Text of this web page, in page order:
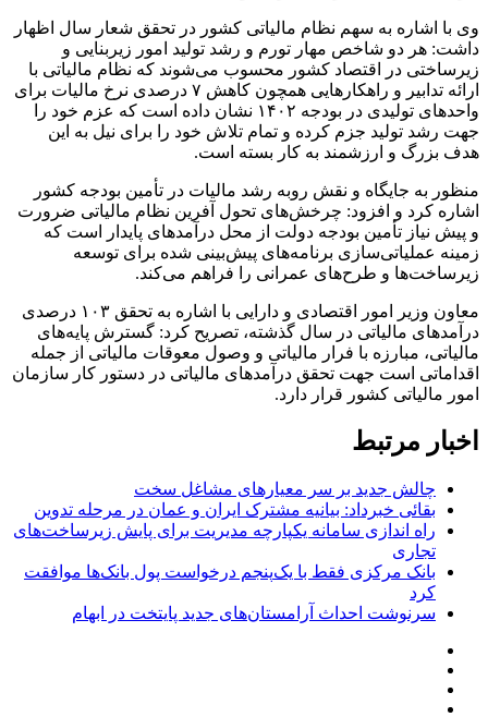
وی با اشاره به سهم نظام مالیاتی کشور در تحقق شعار سال اظهار
داشت: هر دو شاخص مهار تورم و رشد تولید امور زیربنایی و
زیرساختی در اقتصاد کشور محسوب می‌شوند که نظام مالیاتی با
ارائه تدابیر و راهکارهایی همچون کاهش ۷ درصدی نرخ مالیات برای
واحدهای تولیدی در بودجه ۱۴۰۲ نشان داده است که عزم خود را
جهت رشد تولید جزم کرده و تمام تلاش خود را برای نیل به این
هدف بزرگ و ارزشمند به کار بسته است.
منظور به جایگاه و نقش روبه رشد مالیات در تأمین بودجه کشور
اشاره کرد و افزود: چرخش‌های تحول آفرین نظام مالیاتی ضرورت
و پیش نیاز تأمین بودجه دولت از محل درآمدهای پایدار است که
زمینه عملیاتی‌سازی برنامه‌های پیش‌بینی شده برای توسعه
زیرساخت‌ها و طرح‌های عمرانی را فراهم می‌کند.
معاون وزیر امور اقتصادی و دارایی با اشاره به تحقق ۱۰۳ درصدی
درآمدهای مالیاتی در سال گذشته، تصریح کرد: گسترش پایه‌های
مالیاتی، مبارزه با فرار مالیاتی و وصول معوقات مالیاتی از جمله
اقداماتی است جهت تحقق درآمدهای مالیاتی در دستور کار سازمان
امور مالیاتی کشور قرار دارد.
اخبار مرتبط
چالش جدید بر سر معیارهای مشاغل سخت
بقائی خبرداد: بیانیه مشترک ایران و عمان در مرحله تدوین
راه اندازی سامانه یکپارچه مدیریت برای پایش زیرساخت‌های
تجاری
بانک مرکزی فقط با یک‌‎پنجم درخواست پول بانک‌ها موافقت
کرد
سرنوشت احداث آرامستان‌های جدید پایتخت در ابهام